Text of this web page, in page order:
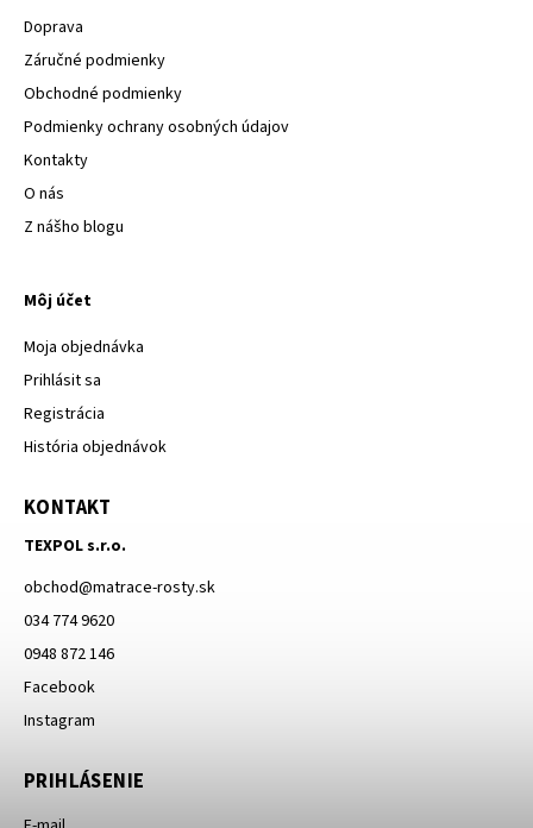
Doprava
Záručné podmienky
Obchodné podmienky
Podmienky ochrany osobných údajov
Kontakty
O nás
Z nášho blogu
Môj účet
Moja objednávka
Prihlásit sa
Registrácia
História objednávok
KONTAKT
TEXPOL s.r.o.
obchod@matrace-rosty.sk
034 774 9620
0948 872 146
Facebook
Instagram
PRIHLÁSENIE